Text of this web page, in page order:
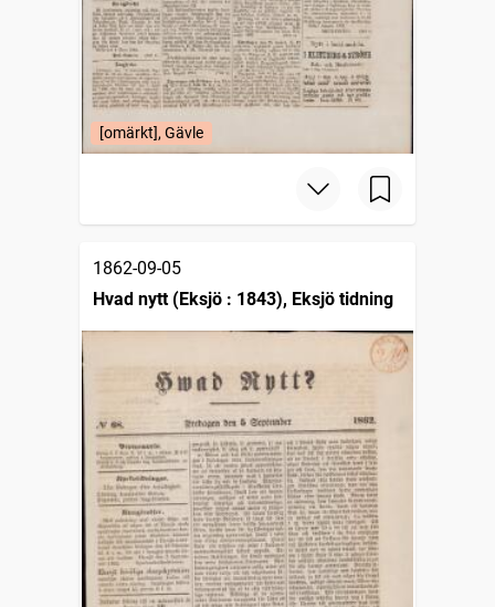
[omärkt], Gävle
1862-09-05
Hvad nytt (Eksjö : 1843), Eksjö tidning